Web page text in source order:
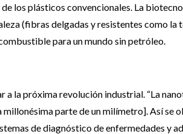
los plásticos convencionales. La
(fibras delgadas y resistentes como la
para un mundo sin petróleo.
a la próxima revolución industrial. “La
parte de un milímetro]. Así se
de diagnóstico de enfermedades y